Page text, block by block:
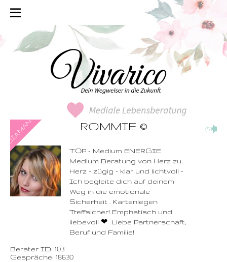
ROMMIE © (571)
TOP - Medium ENERGIE
Medium Beratung von Herz zu
Herz - zügig - klar und lichtvoll -
Ich begleite dich auf deinem
Weg in die emotionale
Sicherheit . Kartenlegen
Treffsicher! Emphatisch und
liebevoll ❤ ️ Liebe Partnerschaft,
Beruf und Familie!
Berater ID: 103
Gespräche: 18630
0900-3 000 468 - 103
1,49 €/Min. inkl. MwSt.
Wählen Sie diese
Rufnummer inklusive
dem Beratercode
Zurück